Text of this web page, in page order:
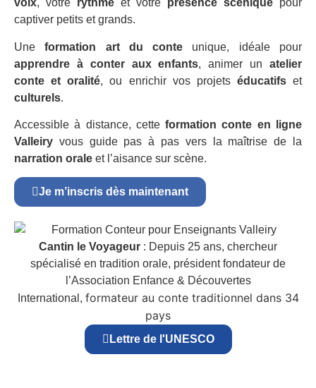
voix, votre rythme et votre présence scénique pour
captiver petits et grands.
Uneformation art du conte unique, idéale pour
apprendre à conter aux enfants, animer unatelier
conte et oralité, ou enrichir vos projets éducatifset
culturels.
Accessible à distance, cetteformation conte en ligne
Valleiry vous guide pas à pas vers la maîtrise de la
narration orale et l’aisance sur scène.
Je m’inscris dès maintenant
Cantin le Voyageur : Depuis 25 ans, chercheur
spécialisé en tradition orale, président fondateur de
l’Association Enfance & Découvertes
International, formateur au conte traditionnel dans 34
pays
Lettre de l'UNESCO